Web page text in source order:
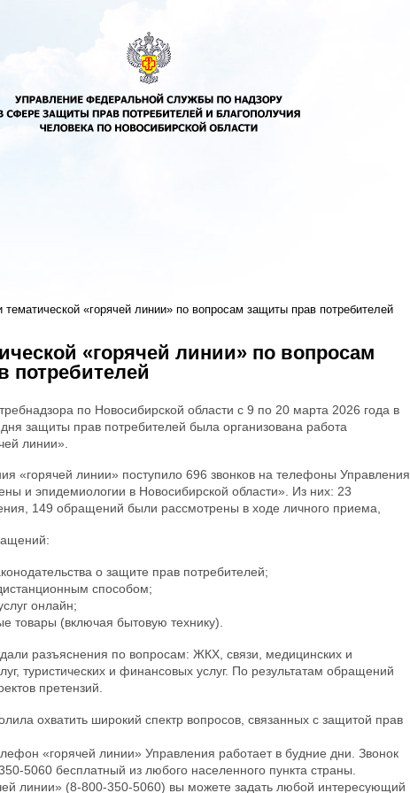
тематической «горячей линии» по вопросам защиты прав потребителей
«горячей линии» по вопросам
потребителей
по Новосибирской области с 9 по 20 марта 2026 года в
защиты прав потребителей была организована работа
линии».
«горячей линии» поступило 696 звонков на телефоны Управления
и эпидемиологии в Новосибирской области». Из них: 23
149 обращений были рассмотрены в ходе личного приема,
о защите прав потребителей;
способом;
онлайн;
товары (включая бытовую технику).
разъяснения по вопросам: ЖКХ, связи, медицинских и
туристических и финансовых услуг. По результатам обращений
претензий.
охватить широкий спектр вопросов, связанных с защитой прав
«горячей линии» Управления работает в будние дни. Звонок
5060 бесплатный из любого населенного пункта страны.
линии» (8-800-350-5060) вы можете задать любой интересующий